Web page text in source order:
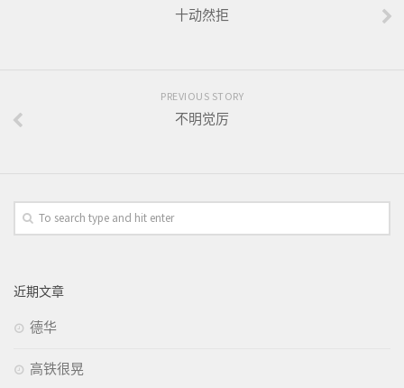
十动然拒
PREVIOUS STORY
不明觉厉
近期文章
德华
高铁很晃